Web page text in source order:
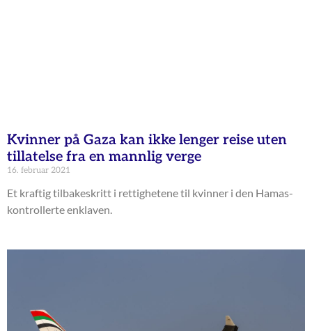
Kvinner på Gaza kan ikke lenger reise uten
tillatelse fra en mannlig verge
16. februar 2021
Et kraftig tilbakeskritt i rettighetene til kvinner i den Hamas-
kontrollerte enklaven.